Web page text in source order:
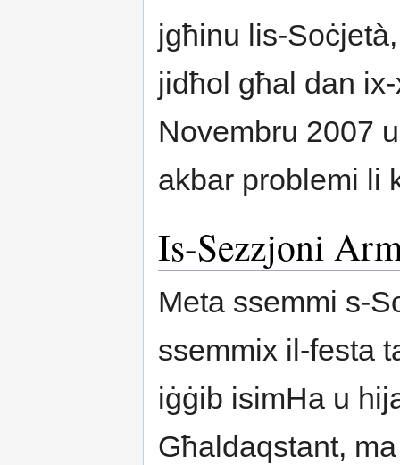
jgħinu lis-
jidħol għal dan
Novembru 2007
akbar problemi li
Is-Sezzjoni
Meta ssemmi s-
ssemmix il-festa
iġġib isimHa u
Għaldaqstant,